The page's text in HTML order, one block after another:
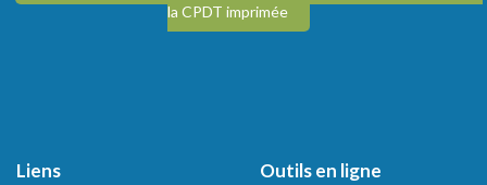
la CPDT imprimée
Liens Outils en ligne